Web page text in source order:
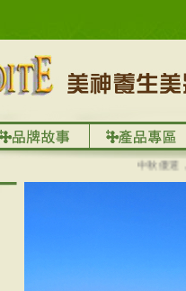
中秋優選，大